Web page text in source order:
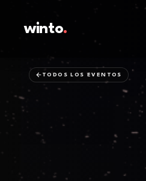
winto.
TODOS LOS EVENTOS